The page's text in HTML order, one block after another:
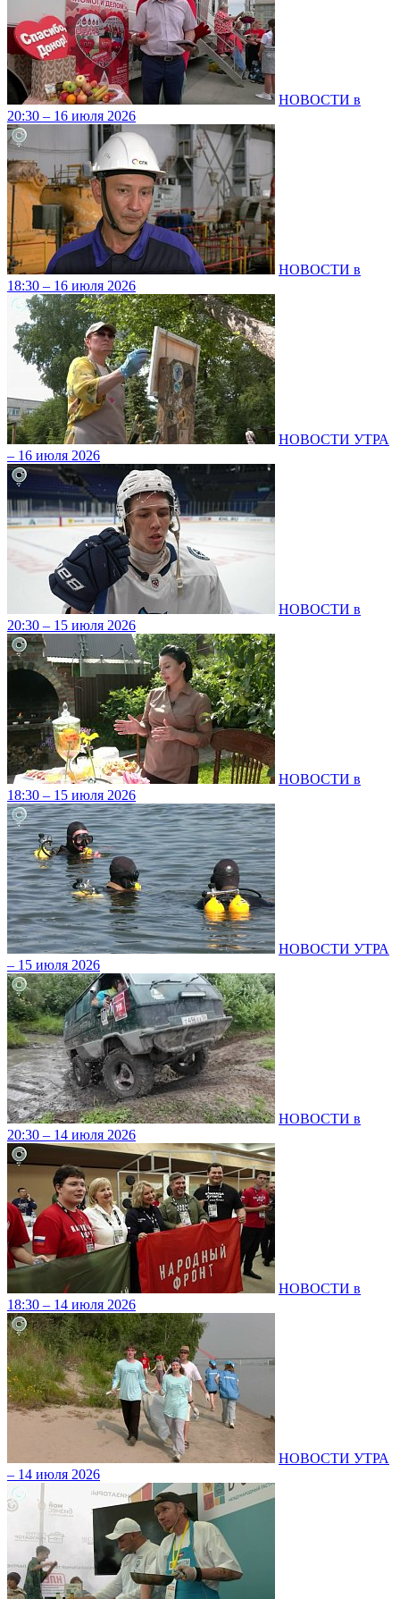
НОВОСТИ в
20:30 – 16 июля 2026
НОВОСТИ в
18:30 – 16 июля 2026
НОВОСТИ УТРА
– 16 июля 2026
НОВОСТИ в
20:30 – 15 июля 2026
НОВОСТИ в
18:30 – 15 июля 2026
НОВОСТИ УТРА
– 15 июля 2026
НОВОСТИ в
20:30 – 14 июля 2026
НОВОСТИ в
18:30 – 14 июля 2026
НОВОСТИ УТРА
– 14 июля 2026